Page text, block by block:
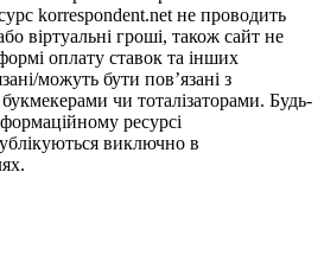
korrespondent.net не проводить
віртуальні гроші, також сайт не
оплату ставок та інших
можуть бути пов’язані з
чи тоталізаторами. Будь-
ресурсі
виключно в